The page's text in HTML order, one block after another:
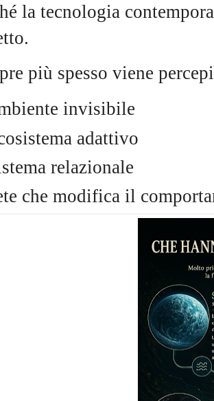
la tecnologia
più spesso viene
invisibile
adattivo
relazionale
che modifica il